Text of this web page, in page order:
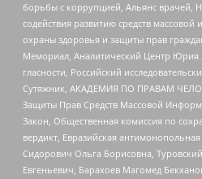
борьбы с коррупцией, Альянс врачей,
содействия развитию средств
охраны здоровья и защиты прав
Мемориал, Аналитический Центр Юрия
гласности, Российский
Сутяжник, АКАДЕМИЯ ПО ПРАВАМ
Защиты Прав Средств Массовой
Закон, Общественная комиссия по
вердикт, Евразийская
Сидорович Ольга Борисовна,
Евгеньевич, Барахоев Магомед